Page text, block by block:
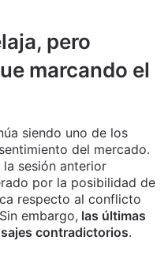
pero
marcando el
siendo uno de los
del mercado.
sesión anterior
por la posibilidad de
respecto al conflicto
embargo, las últimas
contradictorios.